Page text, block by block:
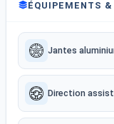
ÉQUIPEMENTS &
Jantes
Direction